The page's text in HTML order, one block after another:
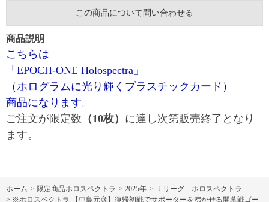
この商品について問い合わせる
商品説明
こちらは
「EPOCH-ONE Holospectra」
（ホログラムに光り輝くプラスチックカード）
商品になります。
ご注文が限定数 （10枚） に達し次第販売終了となり
ます。
ホーム > 限定商品ホロスペクトラ > 2025年 > Ｊリーグ ホロスペクトラ
> ※ホロスペクトラ 【中島元彦】復帰初戦でサポーターを沸かせる開幕戦ゴー